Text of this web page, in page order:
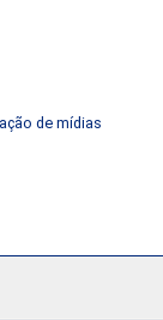
de mídias